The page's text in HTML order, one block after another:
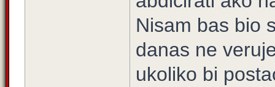
Nisam bas bio
danas ne
ukoliko bi